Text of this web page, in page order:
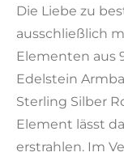
Die Liebe zu
ausschließlich
Elementen aus
Edelstein
Sterling Silber
Element lässt
erstrahlen. Im